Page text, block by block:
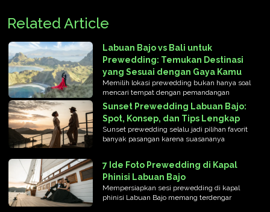
Related Article
Labuan Bajo vs Bali untuk
Prewedding: Temukan Destinasi
yang Sesuai dengan Gaya Kamu
Memilih lokasi prewedding bukan hanya soal
mencari tempat dengan pemandangan
Sunset Prewedding Labuan Bajo:
Spot, Konsep, dan Tips Lengkap
Sunset prewedding selalu jadi pilihan favorit
banyak pasangan karena suasananya
7 Ide Foto Prewedding di Kapal
Phinisi Labuan Bajo
Mempersiapkan sesi prewedding di kapal
phinisi Labuan Bajo memang terdengar